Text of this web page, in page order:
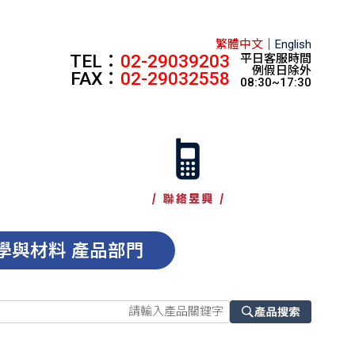
繁體中文 English
TEL： 02-29039203
FAX： 02-29032558
平日客服時間
例假日除外
08:30~17:30
與材料 產品部門